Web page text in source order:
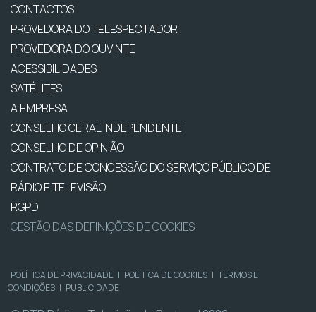
CONTACTOS
PROVEDORA DO TELESPECTADOR
PROVEDORA DO OUVINTE
ACESSIBILIDADES
SATÉLITES
A EMPRESA
CONSELHO GERAL INDEPENDENTE
CONSELHO DE OPINIÃO
CONTRATO DE CONCESSÃO DO SERVIÇO PÚBLICO DE
RÁDIO E TELEVISÃO
RGPD
GESTÃO DAS DEFINIÇÕES DE COOKIES
POLÍTICA DE PRIVACIDADE | POLÍTICA DE COOKIES | TERMOS E
CONDIÇÕES | PUBLICIDADE